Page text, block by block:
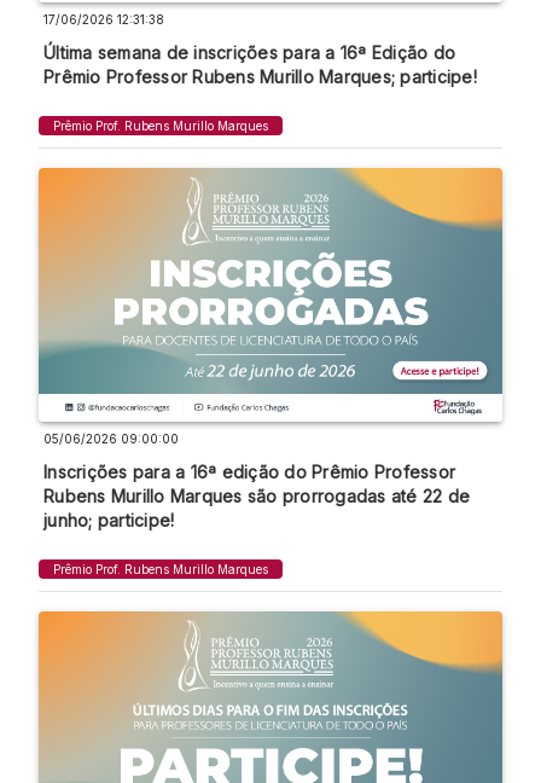
17/06/2026 12:31:38
Última semana de inscrições para a 16ª Edição do
Prêmio Professor Rubens Murillo Marques; participe!
Prêmio Prof. Rubens Murillo Marques
05/06/2026 09:00:00
Inscrições para a 16ª edição do Prêmio Professor
Rubens Murillo Marques são prorrogadas até 22 de
junho; participe!
Prêmio Prof. Rubens Murillo Marques